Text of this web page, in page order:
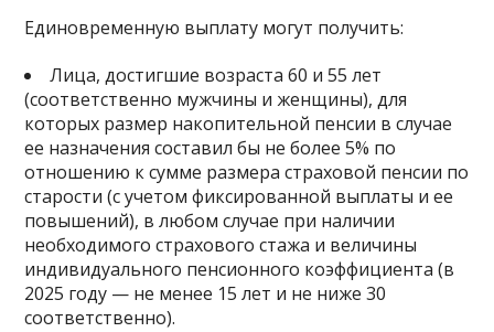
Единовременную выплату могут получить:
Лица, достигшие возраста 60 и 55 лет
(соответственно мужчины и женщины), для
которых размер накопительной пенсии в случае
ее назначения составил бы не более 5% по
отношению к сумме размера страховой пенсии по
старости (с учетом фиксированной выплаты и ее
повышений), в любом случае при наличии
необходимого страхового стажа и величины
индивидуального пенсионного коэффициента (в
2025 году — не менее 15 лет и не ниже 30
соответственно).